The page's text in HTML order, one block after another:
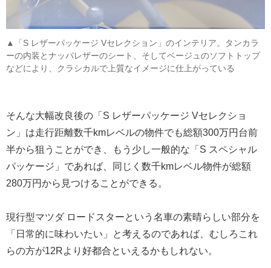
▲「S レザーパッケージ Vセレクション」のインテリア。タンカラ
ーの内装とナッパレザーのシート、そしてベージュのソフトトップ
などにより、クラシカルで上質なイメージに仕上がっている
そんな大幅改良後の「S レザーパッケージ Vセレクショ
ン」は走行距離数千kmレベルの物件でも総額300万円台前
半から狙うことができ、もう少し一般的な「S スペシャル
パッケージ」であれば、同じく数千kmレベル物件が総額
280万円から見つけることができる。
現行型マツダ ロードスターという名車の素晴らしい部分を
「日常的に味わいたい」と考えるのであれば、むしろこれ
らの方が12Rより好都合といえるかもしれない。